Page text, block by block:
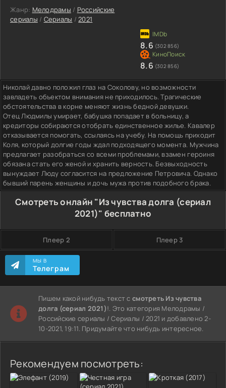
Жанр: Мелодрамы / Российские
сериалы / Сериалы /2021
8.6 (302 856)
8.6 (302 856)
Николай давно положил глаз на Соколову, но возможности
завладеть объектом внимания не приходилось. Трагические
обстоятельства в корне меняют жизнь бедной девушки.
Отец Людмилы умирает, бабушка попадает в больницу, а
кредиторы собираются отобрать единственное жилье. Кавалер
отказывается помогать, ссылаясь на учебу. На помощь приходит
Коля, который долгие годы ждал подходящего момента. Мужчина
предлагает разобраться со всеми проблемами, взамен героиня
обязана стать его женой и хранить верность. Безвыходность
вынуждает Люду согласится на предложение Петровича. Однако
бывший парень женщины и дочь мужа против подобного брака.
Смотреть онлайн "Из чувства долга (сериал
2021)" бесплатно
Плеер 2 Плеер 3
МЫ В
Телеграм
Пишем какой нибудь текст ссмотреть Из чувства
долга (сериал 2021)!. Это категория Мелодрамы /
Российские сериалы / Сериалы / 2021 и добавлено 2-
10-2021, 19:11. Придумайте что нибудь интересное.
Рекомендуем посмотреть: